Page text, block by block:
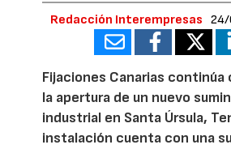
Redacción Interempresas
Fijaciones Canarias
la apertura de un nuevo
industrial en Santa Úrsula,
instalación cuenta con una